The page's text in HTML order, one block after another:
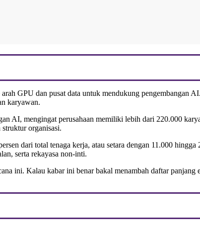
GPU dan pusat data untuk mendukung pengembangan
karyawan.
AI, mengingat perusahaan memiliki lebih dari 220.000
organisasi.
dari total tenaga kerja, atau setara dengan 11.000
serta rekayasa non-inti.
ini. Kalau kabar ini benar bakal menambah daftar